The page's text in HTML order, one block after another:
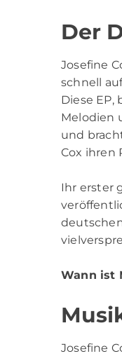
Der
Josefine
schnell
Diese EP,
Melodien
und
Cox ihren
Ihr erster
Wann ist
Josefine